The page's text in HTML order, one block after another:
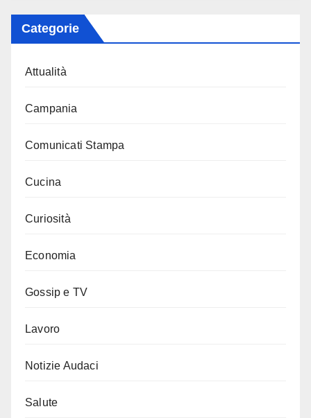
Categorie
Attualità
Campania
Comunicati Stampa
Cucina
Curiosità
Economia
Gossip e TV
Lavoro
Notizie Audaci
Salute